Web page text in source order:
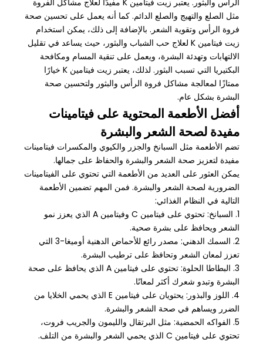
مثل الصلع والتهيج والصلع الدائم. كما أنه يعمل على تحسين صحة
فروة الرأس وتقوية الشعر. بالإضافة إلى ذلك، يمكن استخدام
زيت فيتامين K لعلاج حب الشباب والبثور، حيث يساعد في تقليل
الالتهابات وتهدئة البشرة، ويعمل على تنقية المسام ومكافحة
البكتيريا التي تسبب البثور. لذلك، يعتبر زيت فيتامين K خيارًا
ممتازًا لمعالجة مشاكل فروة الرأس والبثور ولتحسين صحة
البشرة بشكل عام.
أفضل الأطعمة المحتوية على فيتامينات
مفيدة لصحة الشعر والبشرة
تضم الأطعمة مثل السبانخ والجزر والكيوي والمكسرات فيتامينات
مفيدة لتعزيز صحة الشعر والبشرة والحفاظ على جمالها.
يمكن العثور على العديد من الأطعمة التي تحتوي على الفيتامينات
الضرورية لصحة الشعر والبشرة. فمن المهم تضمين الأطعمة
التالية في النظام الغذائي:
1. السبانخ: تحتوي على فيتامين C وفيتامين A الذي يعزز نمو
الشعر ويحافظ على بشرة صحية.
2. السمك الدهني: مصدر رائع للأحماض الدهنية أوميغا-3 التي
تعزز لمعان الشعر وتحافظ على ترطيب البشرة.
3. البطاطا الحلوة: تحتوي على فيتامين A الذي يحافظ على صحة
البشرة وتبدو شعرك أكثر لمعانًا.
4. اللوز والبذور: يحتويان على فيتامين E الذي يحمي الخلايا من
الضرر ويساهم في صحة الشعر والبشرة.
5. الفواكه الحمضية: مثل البرتقال والليمون والجريب فروت،
تحتوي على فيتامين C الذي يحمي الشعر والبشرة من التلف.